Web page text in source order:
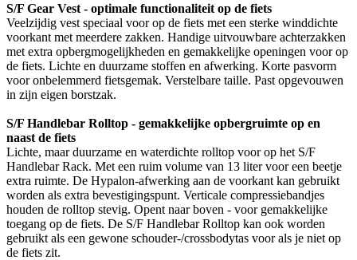
S/F Gear Vest - optimale functionaliteit op de fiets
Veelzijdig vest speciaal voor op de fiets met een sterke winddichte
voorkant met meerdere zakken. Handige uitvouwbare achterzakken
met extra opbergmogelijkheden en gemakkelijke openingen voor op
de fiets. Lichte en duurzame stoffen en afwerking. Korte pasvorm
voor onbelemmerd fietsgemak. Verstelbare taille. Past opgevouwen
in zijn eigen borstzak.
S/F Handlebar Rolltop - gemakkelijke opbergruimte op en
naast de fiets
Lichte, maar duurzame en waterdichte rolltop voor op het S/F
Handlebar Rack. Met een ruim volume van 13 liter voor een beetje
extra ruimte. De Hypalon-afwerking aan de voorkant kan gebruikt
worden als extra bevestigingspunt. Verticale compressiebandjes
houden de rolltop stevig. Opent naar boven - voor gemakkelijke
toegang op de fiets. De S/F Handlebar Rolltop kan ook worden
gebruikt als een gewone schouder-/crossbodytas voor als je niet op
de fiets zit.